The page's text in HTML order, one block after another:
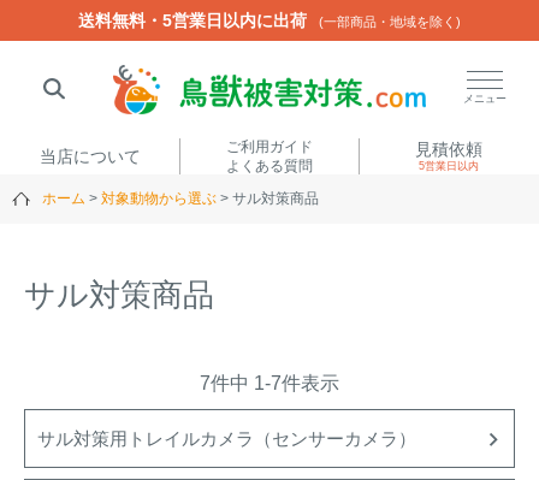
送料無料・5営業日以内に出荷 (一部商品・地域を除く)
メニュー
当店について
ご利用ガイド
よくある質問
見積依頼
5営業日以内
ホーム 対象動物から選ぶ サル対策商品
サル対策商品
7件中 1-7件表示
サル対策用トレイルカメラ（センサーカメラ）
送料無料・5営業日以内に出荷 (一部商品・地域を除く)
閉じる
いのししくんTREL4G-Rアニマルネット2300
商品カテゴリから選ぶ